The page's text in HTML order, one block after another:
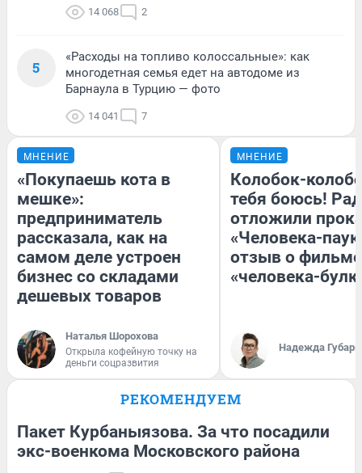
14 068 2
5
«Расходы на топливо колоссальные»: как
многодетная семья едет на автодоме из
Барнаула в Турцию — фото
14 041 7
МНЕНИЕ
«Покупаешь кота в
мешке»:
предприниматель
рассказала, как на
самом деле устроен
бизнес со складами
дешевых товаров
Наталья Шорохова
Открыла кофейную точку на
деньги соцразвития
МНЕНИЕ
Колобок-
тебя боюсь!
отложили
«Человека-
отзыв о
«человека-
Надежда Губарь
РЕКОМЕНДУЕМ
Пакет Курбаныязова. За что посадили
экс-военкома Московского района